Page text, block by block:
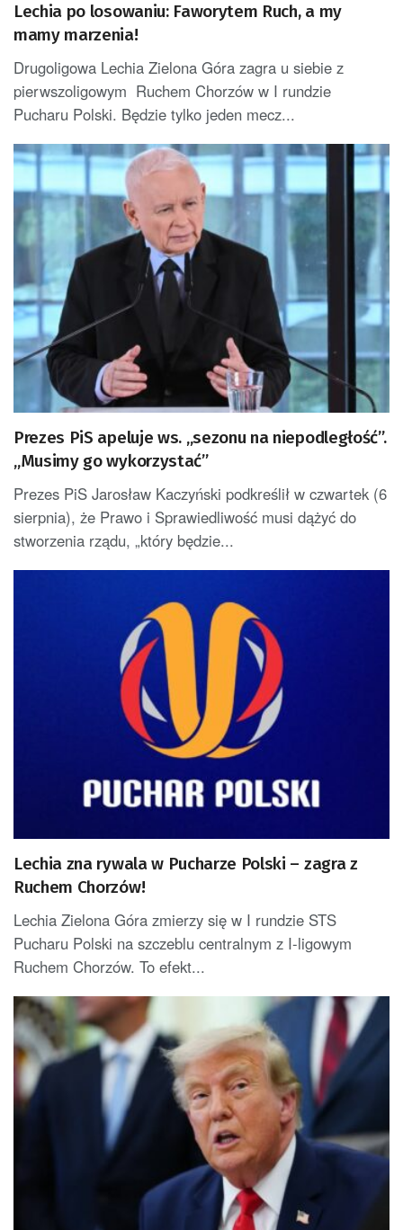
Lechia po losowaniu: Faworytem Ruch, a my
mamy marzenia!
Drugoligowa Lechia Zielona Góra zagra u siebie z
pierwszoligowym Ruchem Chorzów w I rundzie
Pucharu Polski. Będzie tylko jeden mecz...
Prezes PiS apeluje ws. „sezonu na niepodległość”.
„Musimy go wykorzystać”
Prezes PiS Jarosław Kaczyński podkreślił w czwartek (6
sierpnia), że Prawo i Sprawiedliwość musi dążyć do
stworzenia rządu, „który będzie...
Lechia zna rywala w Pucharze Polski – zagra z
Ruchem Chorzów!
Lechia Zielona Góra zmierzy się w I rundzie STS
Pucharu Polski na szczeblu centralnym z I-ligowym
Ruchem Chorzów. To efekt...